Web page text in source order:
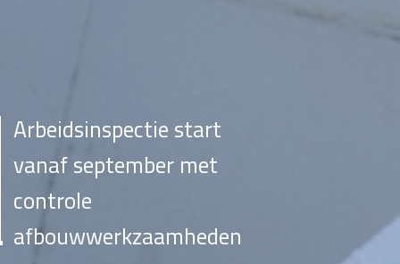
Arbeidsinspectie start
vanaf september met
controle
afbouwwerkzaamheden